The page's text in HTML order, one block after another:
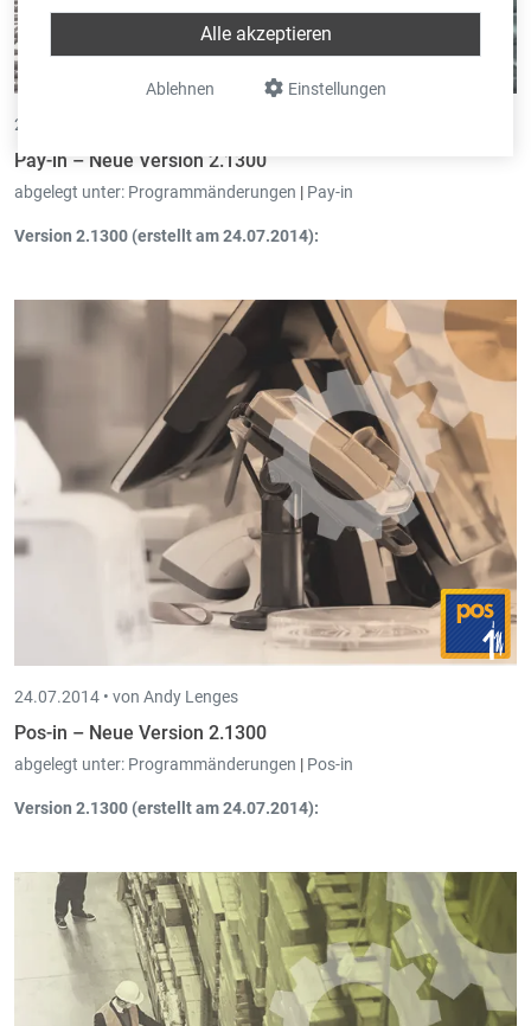
Einstellungen
Ablehnen
Alle akzeptieren
24.07.2014 •
Pay-in – Neue Version 2.1300
abgelegt unter: Programmänderungen | Pay-in
Version 2.1300 (erstellt am 24.07.2014):
Konvertierung Code Beschäftigung: KonvertierungFormat
CITP-88 nach CITP-08.
24.07.2014 • von Andy Lenges
Pos-in – Neue Version 2.1300
abgelegt unter: Programmänderungen | Pos-in
Version 2.1300 (erstellt am 24.07.2014):
Öffnet den Trade-in Artikelschirm aus Pos-in heraus, bei
ausgewähltem Artikel wird die Artikelansicht zur Konsultation
geöffnet, wenn kein Artikel ausgewählt wurde, wird der
Artikelschirm zwecks Erstellung eines neuen Artikels geöffnet.